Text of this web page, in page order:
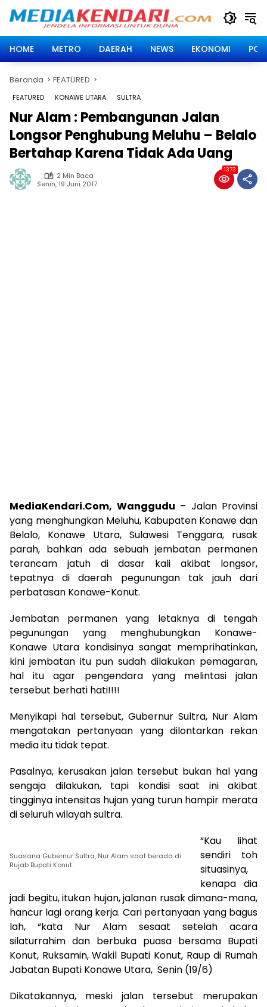
HOME
METRO DAERAH NEWS EKONOMI
Beranda FEATURED
FEATURED KONAWE UTARA SULTRA
Nur Alam : Pembangunan Jalan
Longsor Penghubung Meluhu – Belalo
Bertahap Karena Tidak Ada Uang
2 Min Baca
Senin, 19 Juni 2017
1373
MediaKendari.Com, Wanggudu – Jalan Provinsi
yang menghungkan Meluhu, Kabupaten Konawe dan
Belalo, Konawe Utara, Sulawesi Tenggara, rusak
parah, bahkan ada sebuah jembatan permanen
terancam jatuh di dasar kali akibat longsor,
tepatnya di daerah pegunungan tak jauh dari
perbatasan Konawe-Konut.
Jembatan permanen yang letaknya di tengah
pegunungan yang menghubungkan Konawe-
Konawe Utara kondisinya sangat memprihatinkan,
kini jembatan itu pun sudah dilakukan pemagaran,
hal itu agar pengendara yang melintasi jalan
tersebut berhati hati!!!!
Menyikapi hal tersebut, Gubernur Sultra, Nur Alam
mengatakan pertanyaan yang dilontarkan rekan
media itu tidak tepat.
Pasalnya, kerusakan jalan tersebut bukan hal yang
sengaja dilakukan, tapi kondisi saat ini akibat
tingginya intensitas hujan yang turun hampir merata
di seluruh wilayah sultra.
Suasana Gubernur Sultra, Nur Alam saat berada di
Rujab Bupati Konut.
“Kau lihat
sendiri toh
situasinya,
kenapa dia
jadi begitu, itukan hujan, jalanan rusak dimana-mana,
hancur lagi orang kerja. Cari pertanyaan yang bagus
lah, “kata Nur Alam sesaat setelah acara
silaturrahim dan berbuka puasa bersama Bupati
Konut, Ruksamin, Wakil Bupati Konut, Raup di Rumah
Jabatan Bupati Konawe Utara, Senin (19/6)
Dikatakannya, meski jalan tersebut merupakan